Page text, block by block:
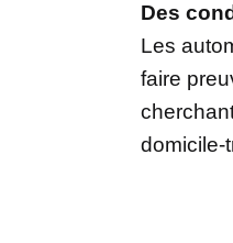
Des
Les
faire
domicile-